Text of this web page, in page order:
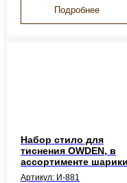
Подробнее
Набор стило для
тиснения OWDEN, в
ассортименте шарики
Артикул: И-881